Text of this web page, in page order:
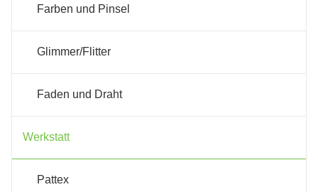
Farben und Pinsel
Glimmer/Flitter
Faden und Draht
Werkstatt
Pattex